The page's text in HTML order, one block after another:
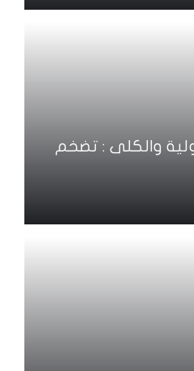
والكلى : تضخم